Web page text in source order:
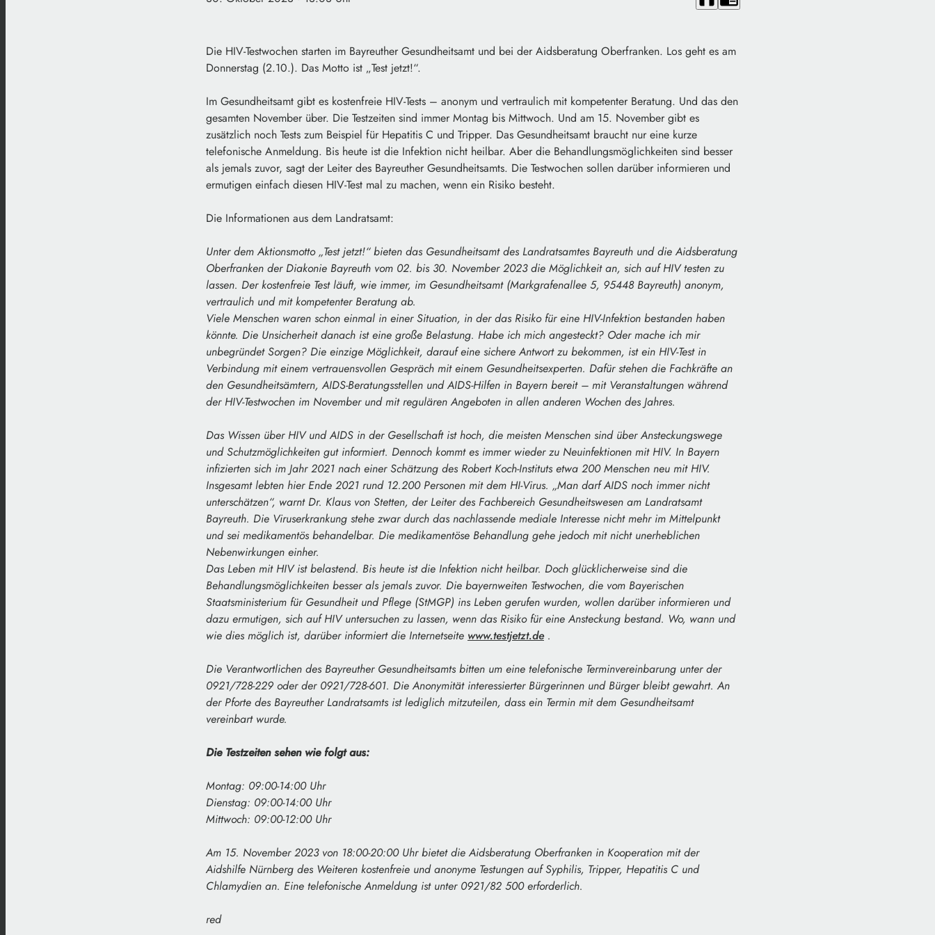
Die HIV-Testwochen starten im Bayreuther Gesundheitsamt und bei der Aidsberatung Oberfranken. Los geht es am
Donnerstag (2.10.). Das Motto ist „Test jetzt!“.
Im Gesundheitsamt gibt es kostenfreie HIV-Tests – anonym und vertraulich mit kompetenter Beratung. Und das den
gesamten November über. Die Testzeiten sind immer Montag bis Mittwoch. Und am 15. November gibt es
zusätzlich noch Tests zum Beispiel für Hepatitis C und Tripper. Das Gesundheitsamt braucht nur eine kurze
telefonische Anmeldung. Bis heute ist die Infektion nicht heilbar. Aber die Behandlungsmöglichkeiten sind besser
als jemals zuvor, sagt der Leiter des Bayreuther Gesundheitsamts. Die Testwochen sollen darüber informieren und
ermutigen einfach diesen HIV-Test mal zu machen, wenn ein Risiko besteht.
Die Informationen aus dem Landratsamt:
Unter dem Aktionsmotto „Test jetzt!“ bieten das Gesundheitsamt des Landratsamtes Bayreuth und die Aidsberatung
Oberfranken der Diakonie Bayreuth vom 02. bis 30. November 2023 die Möglichkeit an, sich auf HIV testen zu
lassen. Der kostenfreie Test läuft, wie immer, im Gesundheitsamt (Markgrafenallee 5, 95448 Bayreuth) anonym,
vertraulich und mit kompetenter Beratung ab.
Viele Menschen waren schon einmal in einer Situation, in der das Risiko für eine HIV-Infektion bestanden haben
könnte. Die Unsicherheit danach ist eine große Belastung. Habe ich mich angesteckt? Oder mache ich mir
unbegründet Sorgen? Die einzige Möglichkeit, darauf eine sichere Antwort zu bekommen, ist ein HIV-Test in
Verbindung mit einem vertrauensvollen Gespräch mit einem Gesundheitsexperten. Dafür stehen die Fachkräfte an
den Gesundheitsämtern, AIDS-Beratungsstellen und AIDS-Hilfen in Bayern bereit – mit Veranstaltungen während
der HIV-Testwochen im November und mit regulären Angeboten in allen anderen Wochen des Jahres.
Das Wissen über HIV und AIDS in der Gesellschaft ist hoch, die meisten Menschen sind über Ansteckungswege
und Schutzmöglichkeiten gut informiert. Dennoch kommt es immer wieder zu Neuinfektionen mit HIV. In Bayern
infizierten sich im Jahr 2021 nach einer Schätzung des Robert Koch-Instituts etwa 200 Menschen neu mit HIV.
Insgesamt lebten hier Ende 2021 rund 12.200 Personen mit dem HI-Virus. „Man darf AIDS noch immer nicht
unterschätzen“, warnt Dr. Klaus von Stetten, der Leiter des Fachbereich Gesundheitswesen am Landratsamt
Bayreuth. Die Viruserkrankung stehe zwar durch das nachlassende mediale Interesse nicht mehr im Mittelpunkt
und sei medikamentös behandelbar. Die medikamentöse Behandlung gehe jedoch mit nicht unerheblichen
Nebenwirkungen einher.
Das Leben mit HIV ist belastend. Bis heute ist die Infektion nicht heilbar. Doch glücklicherweise sind die
Behandlungsmöglichkeiten besser als jemals zuvor. Die bayernweiten Testwochen, die vom Bayerischen
Staatsministerium für Gesundheit und Pflege (StMGP) ins Leben gerufen wurden, wollen darüber informieren und
dazu ermutigen, sich auf HIV untersuchen zu lassen, wenn das Risiko für eine Ansteckung bestand. Wo, wann und
wie dies möglich ist, darüber informiert die Internetseite www.testjetzt.de.
Die Verantwortlichen des Bayreuther Gesundheitsamts bitten um eine telefonische Terminvereinbarung unter der
0921/728-229 oder der 0921/728-601. Die Anonymität interessierter Bürgerinnen und Bürger bleibt gewahrt. An
der Pforte des Bayreuther Landratsamts ist lediglich mitzuteilen, dass ein Termin mit dem Gesundheitsamt
vereinbart wurde.
Die Testzeiten sehen wie folgt aus:
Montag: 09:00-14:00 Uhr
Dienstag: 09:00-14:00 Uhr
Mittwoch: 09:00-12:00 Uhr
Am 15. November 2023 von 18:00-20:00 Uhr bietet die Aidsberatung Oberfranken in Kooperation mit der
Aidshilfe Nürnberg des Weiteren kostenfreie und anonyme Testungen auf Syphilis, Tripper, Hepatitis C und
Chlamydien an. Eine telefonische Anmeldung ist unter 0921/82 500 erforderlich.
red